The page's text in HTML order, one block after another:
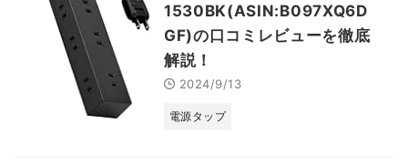
1530BK(ASIN:B097XQ6D
GF)の口コミレビューを徹底
解説！
2024/9/13
電源タップ